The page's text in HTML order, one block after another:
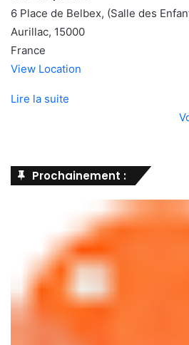
6 Place de Belbex (Salle des
Aurillac, 15000
France
View Location
Lire la suite
Prochainement :